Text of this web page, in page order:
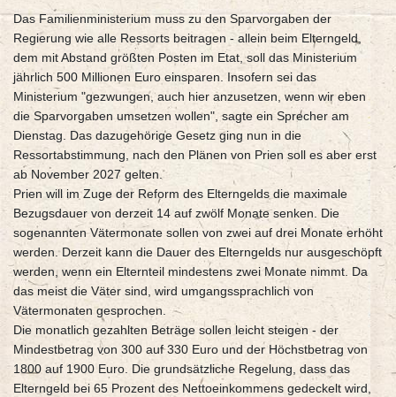
Das Familienministerium muss zu den Sparvorgaben der
Regierung wie alle Ressorts beitragen - allein beim Elterngeld,
dem mit Abstand größten Posten im Etat, soll das Ministerium
jährlich 500 Millionen Euro einsparen. Insofern sei das
Ministerium "gezwungen, auch hier anzusetzen, wenn wir eben
die Sparvorgaben umsetzen wollen", sagte ein Sprecher am
Dienstag. Das dazugehörige Gesetz ging nun in die
Ressortabstimmung, nach den Plänen von Prien soll es aber erst
ab November 2027 gelten.
Prien will im Zuge der Reform des Elterngelds die maximale
Bezugsdauer von derzeit 14 auf zwölf Monate senken. Die
sogenannten Vätermonate sollen von zwei auf drei Monate erhöht
werden. Derzeit kann die Dauer des Elterngelds nur ausgeschöpft
werden, wenn ein Elternteil mindestens zwei Monate nimmt. Da
das meist die Väter sind, wird umgangssprachlich von
Vätermonaten gesprochen.
Die monatlich gezahlten Beträge sollen leicht steigen - der
Mindestbetrag von 300 auf 330 Euro und der Höchstbetrag von
1800 auf 1900 Euro. Die grundsätzliche Regelung, dass das
Elterngeld bei 65 Prozent des Nettoeinkommens gedeckelt wird,